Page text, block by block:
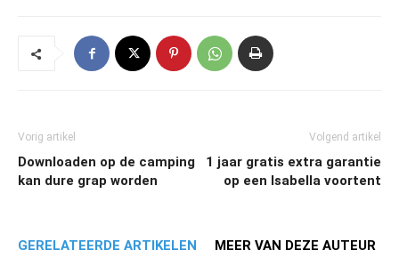
Vorig artikel
Downloaden op de camping
kan dure grap worden
Volgend artikel
1 jaar gratis extra garantie
op een Isabella voortent
GERELATEERDE ARTIKELEN MEER VAN DEZE AUTEUR